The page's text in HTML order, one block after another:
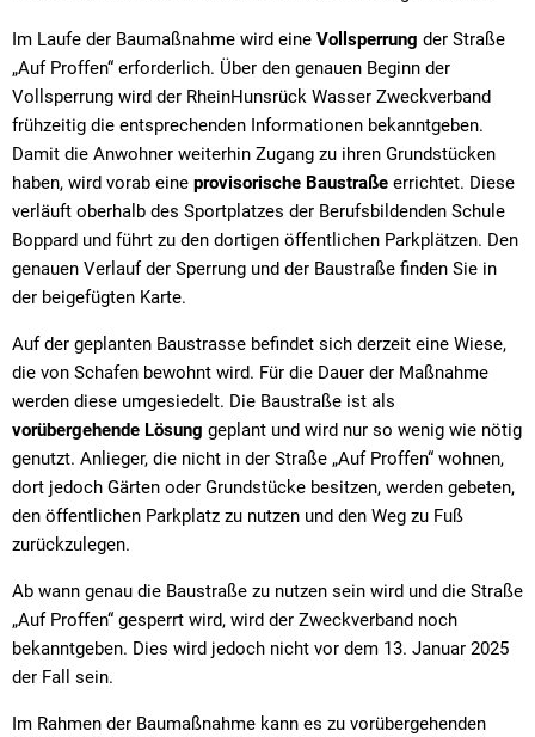
Im Laufe der Baumaßnahme wird eine Vollsperrung der Straße
„Auf Proffen“ erforderlich. Über den genauen Beginn der
Vollsperrung wird der RheinHunsrück Wasser Zweckverband
frühzeitig die entsprechenden Informationen bekanntgeben.
Damit die Anwohner weiterhin Zugang zu ihren Grundstücken
haben, wird vorab eine provisorische Baustraße errichtet. Diese
verläuft oberhalb des Sportplatzes der Berufsbildenden Schule
Boppard und führt zu den dortigen öffentlichen Parkplätzen. Den
genauen Verlauf der Sperrung und der Baustraße finden Sie in
der beigefügten Karte.
Auf der geplanten Baustrasse befindet sich derzeit eine Wiese,
die von Schafen bewohnt wird. Für die Dauer der Maßnahme
werden diese umgesiedelt. Die Baustraße ist als
vorübergehende Lösung geplant und wird nur so wenig wie nötig
genutzt. Anlieger, die nicht in der Straße „Auf Proffen“ wohnen,
dort jedoch Gärten oder Grundstücke besitzen, werden gebeten,
den öffentlichen Parkplatz zu nutzen und den Weg zu Fuß
zurückzulegen.
Ab wann genau die Baustraße zu nutzen sein wird und die Straße
„Auf Proffen“ gesperrt wird, wird der Zweckverband noch
bekanntgeben. Dies wird jedoch nicht vor dem 13. Januar 2025
der Fall sein.
Im Rahmen der Baumaßnahme kann es zu vorübergehenden